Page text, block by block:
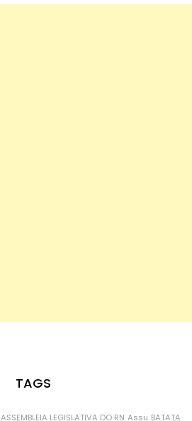
TAGS
ASSEMBLEIA LEGISLATIVA DO RN Assu BATATA